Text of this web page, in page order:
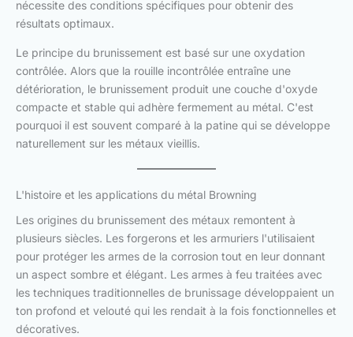
nécessite des conditions spécifiques pour obtenir des
résultats optimaux.
Le principe du brunissement est basé sur une oxydation
contrôlée. Alors que la rouille incontrôlée entraîne une
détérioration, le brunissement produit une couche d'oxyde
compacte et stable qui adhère fermement au métal. C'est
pourquoi il est souvent comparé à la patine qui se développe
naturellement sur les métaux vieillis.
L'histoire et les applications du métal Browning
Les origines du brunissement des métaux remontent à
plusieurs siècles. Les forgerons et les armuriers l'utilisaient
pour protéger les armes de la corrosion tout en leur donnant
un aspect sombre et élégant. Les armes à feu traitées avec
les techniques traditionnelles de brunissage développaient un
ton profond et velouté qui les rendait à la fois fonctionnelles et
décoratives.